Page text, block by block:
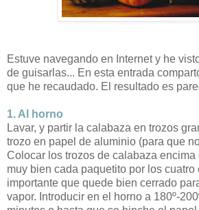
Estuve navegando en Internet y he
de guisarlas... En esta entrada
que he recaudado. El resultado es
1. Al horno
Lavar, y partir la calabaza en trozos
trozo en papel de aluminio (para que
Colocar los trozos de calabaza
muy bien cada paquetito por los cuatro
importante que quede bien cerrado
vapor. Introducir en el horno a 180º-